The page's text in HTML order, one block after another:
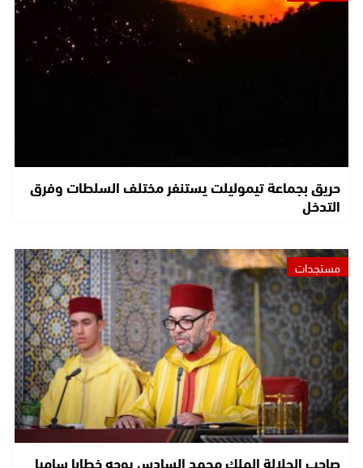
حريق بجماعة تيموليلت يستنفر مختلف السلطات وفرق
التدخل
مستجدات
صاحب الجلالة الملك محمد السادس يوجه خطابا ساميا